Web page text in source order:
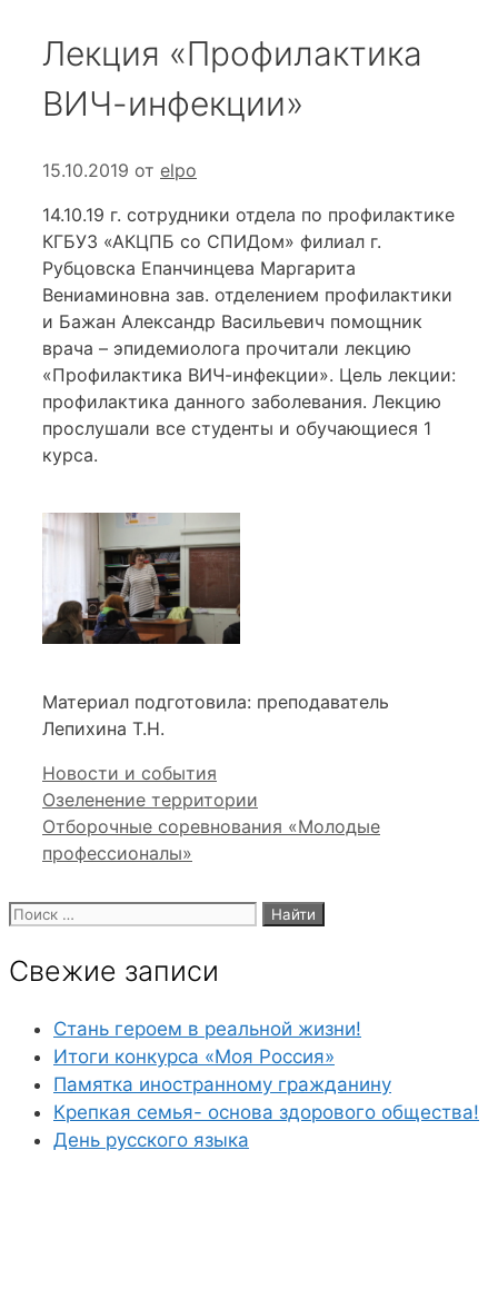
Лекция «Профилактика
ВИЧ-инфекции»
15.10.2019 от elpo
14.10.19 г. сотрудники отдела по профилактике
КГБУЗ «АКЦПБ со СПИДом» филиал г.
Рубцовска Епанчинцева Маргарита
Вениаминовна зав. отделением профилактики
и Бажан Александр Васильевич помощник
врача – эпидемиолога прочитали лекцию
«Профилактика ВИЧ-инфекции». Цель лекции:
профилактика данного заболевания. Лекцию
прослушали все студенты и обучающиеся 1
курса.
Материал подготовила: преподаватель
Лепихина Т.Н.
Рубрики
Новости и события
Озеленение территории
Отборочные соревнования «Молодые
профессионалы»
Поиск:
Свежие записи
Стань героем в реальной жизни!
Итоги конкурса «Моя Россия»
Памятка иностранному гражданину
Крепкая семья- основа здорового общества!
День русского языка